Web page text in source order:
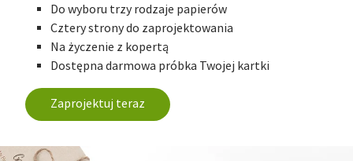
Do wyboru trzy rodzaje papierów
Cztery strony do zaprojektowania
Na życzenie z kopertą
Dostępna darmowa próbka Twojej kartki
Zaprojektuj teraz